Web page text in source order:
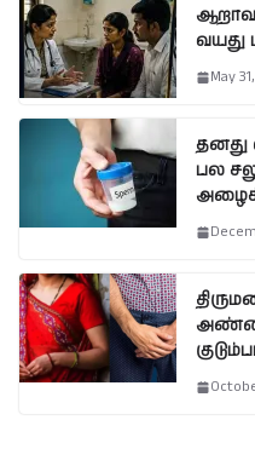
வயது
May
தனது
பல